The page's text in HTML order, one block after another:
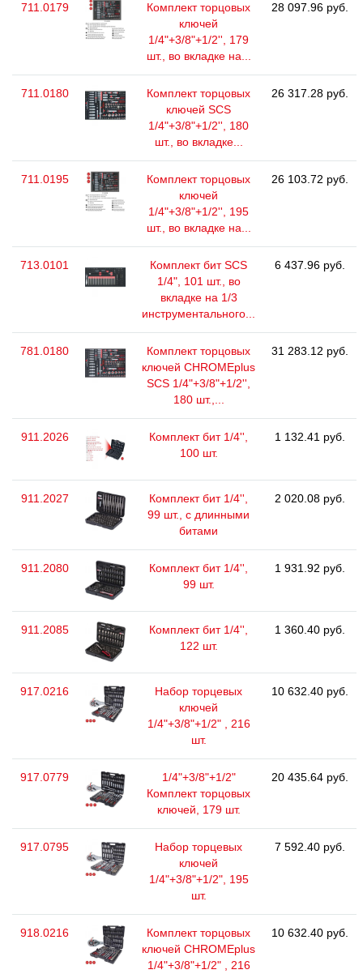
711.0179
Комплект торцовых
ключей
1/4"+3/8"+1/2'', 179
шт., во вкладке на...
28 097.96 руб.
711.0180
Комплект торцовых
ключей SCS
1/4"+3/8"+1/2'', 180
шт., во вкладке...
26 317.28 руб.
711.0195
Комплект торцовых
ключей
1/4"+3/8"+1/2'', 195
шт., во вкладке на...
26 103.72 руб.
713.0101
Комплект бит SCS
1/4", 101 шт., во
вкладке на 1/3
инструментального...
6 437.96 руб.
781.0180
Комплект торцовых
ключей CHROMEplus
SCS 1/4"+3/8"+1/2'',
180 шт.,...
31 283.12 руб.
911.2026
Комплект бит 1/4'',
100 шт.
1 132.41 руб.
911.2027
Комплект бит 1/4'',
99 шт., с длинными
битами
2 020.08 руб.
911.2080
Комплект бит 1/4'',
99 шт.
1 931.92 руб.
911.2085
Комплект бит 1/4'',
122 шт.
1 360.40 руб.
917.0216
Набор торцевых
ключей
1/4"+3/8"+1/2" , 216
шт.
10 632.40 руб.
917.0779
1/4"+3/8"+1/2"
Комплект торцовых
ключей, 179 шт.
20 435.64 руб.
917.0795
Набор торцевых
ключей
1/4"+3/8"+1/2", 195
шт.
7 592.40 руб.
918.0216
Комплект торцовых
ключей CHROMEplus
1/4"+3/8"+1/2" , 216
10 632.40 руб.